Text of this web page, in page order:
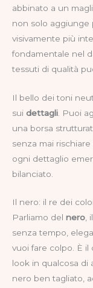
abbinato a un
non solo aggiunge
visivamente più
fondamentale nel
tessuti di qualità
Il bello dei toni
sui dettagli . Puoi
una borsa
senza mai
ogni dettaglio
bilanciato.
Il nero: il re dei
Parliamo del nero,
senza tempo,
vuoi fare colpo. È il
look in qualcosa di
nero ben tagliato,